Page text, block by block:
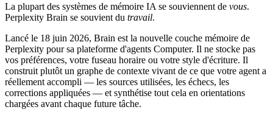
La plupart des systèmes de mémoire IA se souviennent de vous.
Perplexity Brain se souvient du travail.
Lancé le 18 juin 2026, Brain est la nouvelle couche mémoire de
Perplexity pour sa plateforme d'agents Computer. Il ne stocke pas
vos préférences, votre fuseau horaire ou votre style d'écriture. Il
construit plutôt un graphe de contexte vivant de ce que votre agent a
réellement accompli — les sources utilisées, les échecs, les
corrections appliquées — et synthétise tout cela en orientations
chargées avant chaque future tâche.